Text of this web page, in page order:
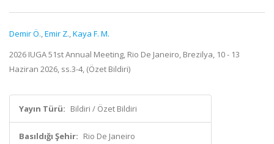
Demir Ö.,Emir Z.,Kaya F. M.
2026 IUGA 51st Annual Meeting, Rio De Janeiro, Brezilya, 10 - 13
Haziran 2026, ss.3-4, (Özet Bildiri)
Yayın Türü: Bildiri / Özet Bildiri
Basıldığı Şehir: Rio De Janeiro